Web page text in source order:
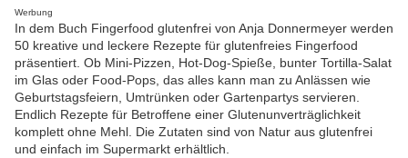
Werbung
In dem Buch Fingerfood glutenfrei von Anja Donnermeyer werden
50 kreative und leckere Rezepte für glutenfreies Fingerfood
präsentiert. Ob Mini-Pizzen, Hot-Dog-Spieße, bunter Tortilla-Salat
im Glas oder Food-Pops, das alles kann man zu Anlässen wie
Geburtstagsfeiern, Umtrünken oder Gartenpartys servieren.
Endlich Rezepte für Betroffene einer Glutenunverträglichkeit
komplett ohne Mehl. Die Zutaten sind von Natur aus glutenfrei
und einfach im Supermarkt erhältlich.